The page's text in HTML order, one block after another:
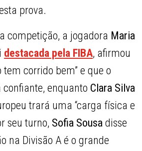
prova.
competição, a jogadora Maria
destacada pela FIBA, afirmou
tem corrido bem” e que o
enquanto Clara Silva
trará uma “carga física e
seu turno, Sofia Sousa disse
na Divisão A é o grande